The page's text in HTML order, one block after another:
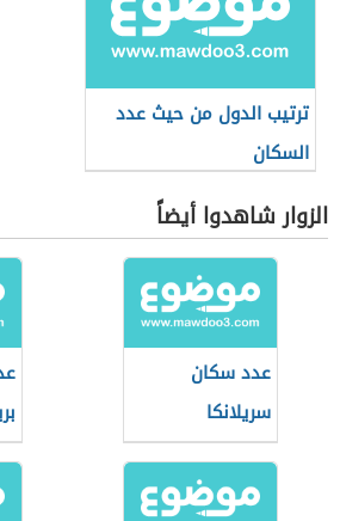
ترتيب الدول من حيث عدد
السكان
الزوار شاهدوا أيضاً
عدد سكان
سريلانكا